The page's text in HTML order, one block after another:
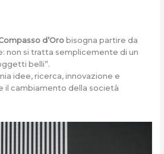
d’Orobisogna partire da
non si tratta semplicemente di un
belli”.
idee, ricerca, innovazione e
il cambiamento della società